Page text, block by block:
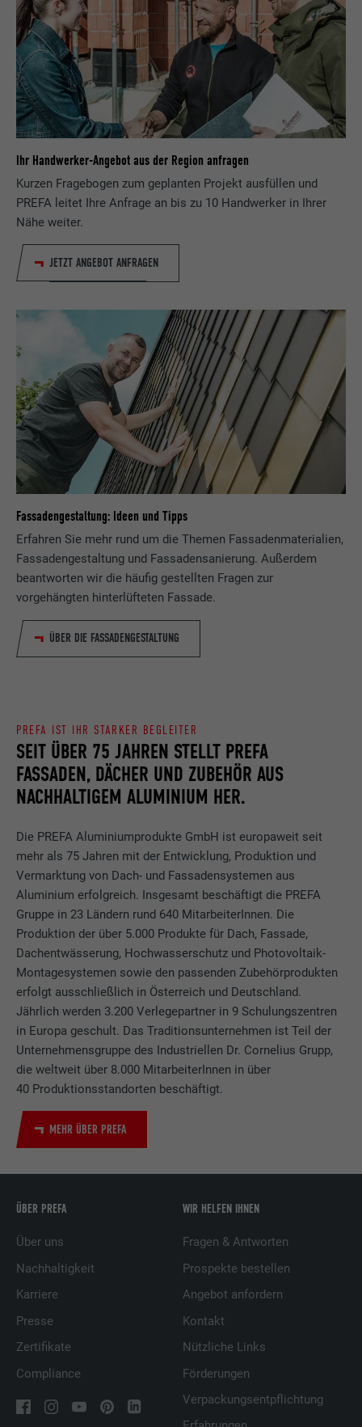
Ihr Handwerker-Angebot aus der Region anfragen
Kurzen Fragebogen zum geplanten Projekt ausfüllen und
PREFA leitet Ihre Anfrage an bis zu 10 Handwerker in Ihrer
Nähe weiter.
JETZT ANGEBOT ANFRAGEN
Fassadengestaltung: Ideen und Tipps
Erfahren Sie mehr rund um die Themen Fassadenmaterialien,
Fassadengestaltung und Fassadensanierung. Außerdem
beantworten wir die häufig gestellten Fragen zur
vorgehängten hinterlüfteten Fassade.
ÜBER DIE FASSADENGESTALTUNG
SEIT ÜBER 75 JAHREN STELLT PREFA
FASSADEN, DÄCHER UND ZUBEHÖR AUS
NACHHALTIGEM ALUMINIUM HER.
PREFA IST IHR STARKER BEGLEITER
Die PREFA Aluminiumprodukte GmbH ist europaweit seit
mehr als 75 Jahren mit der Entwicklung, Produktion und
Vermarktung von Dach- und Fassadensystemen aus
Aluminium erfolgreich. Insgesamt beschäftigt die PREFA
Gruppe in 23 Ländern rund 640 MitarbeiterInnen. Die
Produktion der über 5.000 Produkte für Dach, Fassade,
Dachentwässerung, Hochwasserschutz und Photovoltaik-
Montagesystemen sowie den passenden Zubehörprodukten
erfolgt ausschließlich in Österreich und Deutschland.
Jährlich werden 3.200 Verlegepartner in 9 Schulungszentren
in Europa geschult. Das Traditionsunternehmen ist Teil der
Unternehmensgruppe des Industriellen Dr. Cornelius Grupp,
die weltweit über 8.000 MitarbeiterInnen in über
40 Produktionsstandorten beschäftigt.
MEHR ÜBER PREFA
ÜBER PREFA
Über uns
Nachhaltigkeit
Karriere
Presse
Zertifikate
Compliance
WIR HELFEN IHNEN
Fragen & Antworten
Prospekte bestellen
Angebot anfordern
Kontakt
Nützliche Links
Förderungen
Verpackungsentpflichtung